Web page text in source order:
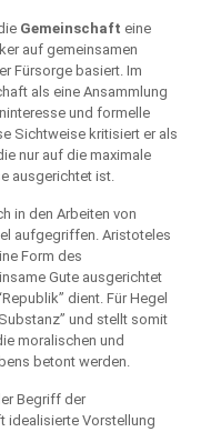
Gemeinschaft eine
auf gemeinsamen
Fürsorge basiert. Im
als eine Ansammlung
und formelle
Sichtweise kritisiert er als
nur auf die maximale
ausgerichtet ist.
in den Arbeiten von
aufgegriffen. Aristoteles
Form des
Gute ausgerichtet
dient. Für Hegel
und stellt somit
moralischen und
betont werden.
Begriff der
idealisierte Vorstellung